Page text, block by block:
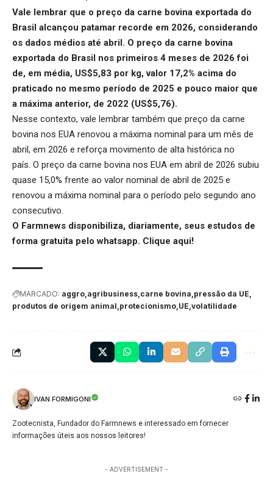
Vale lembrar que o preço da carne bovina exportada do
Brasil alcançou patamar recorde em 2026, considerando
os dados médios até abril. O preço da carne bovina
exportada do Brasil nos primeiros 4 meses de 2026 foi
de, em média, US$5,83 por kg, valor 17,2% acima do
praticado no mesmo período de 2025 e pouco maior que
a máxima anterior, de 2022 (US$5,76).
Nesse contexto, vale lembrar também que preço da carne
bovina nos EUA renovou a máxima nominal para um mês de
abril, em 2026 e reforça movimento de alta histórica no
país. O preço da carne bovina nos EUA em abril de 2026 subiu
quase 15,0% frente ao valor nominal de abril de 2025 e
renovou a máxima nominal para o período pelo segundo ano
consecutivo.
O Farmnews disponibiliza, diariamente, seus estudos de
forma gratuita pelo whatsapp. Clique aqui!
MARCADO: aggro agribusiness carne bovina pressão da UE
produtos de origem animal protecionismo UE volatilidade
IVAN FORMIGONI
Zootecnista, Fundador do Farmnews e interessado em fornecer
informações úteis aos nossos leitores!
- ADVERTISEMENT -